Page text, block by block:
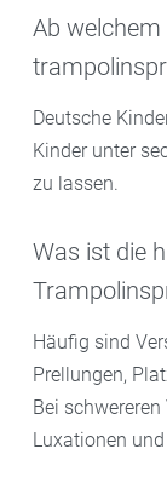
Ab
Deutsche
Kinder unter
zu lassen.
Was ist die
Häufig sind
Prellungen,
Bei
Luxationen